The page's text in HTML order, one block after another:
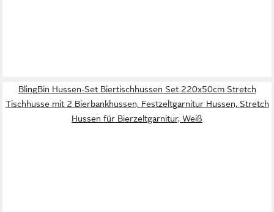
BlingBin Hussen-Set Biertischhussen Set 220x50cm Stretch
Tischhusse mit 2 Bierbankhussen, Festzeltgarnitur Hussen, Stretch
Hussen für Bierzeltgarnitur, Weiß